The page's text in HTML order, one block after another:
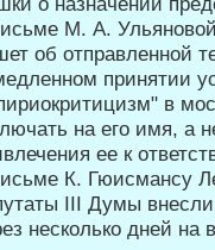
М. А.
об отправленной
принятии
в
на его имя, а
ее к
К. Гюисмансу
III Думы
несколько дней на